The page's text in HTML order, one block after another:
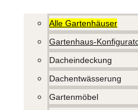
Alle Gartenhäuser
Gartenhaus-
Dacheindeckung
Dachentwässerung
Gartenmöbel